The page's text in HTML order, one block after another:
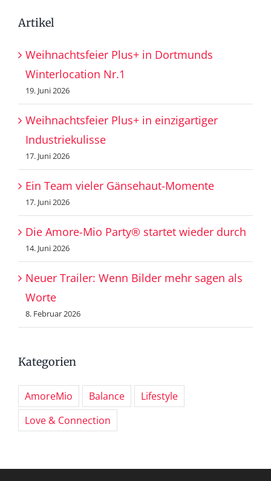
Artikel
Weihnachtsfeier Plus+ in Dortmunds
Winterlocation Nr.1
19. Juni 2026
Weihnachtsfeier Plus+ in einzigartiger
Industriekulisse
17. Juni 2026
Ein Team vieler Gänsehaut-Momente
17. Juni 2026
Die Amore-Mio Party® startet wieder durch
14. Juni 2026
Neuer Trailer: Wenn Bilder mehr sagen als
Worte
8. Februar 2026
Kategorien
AmoreMio Balance
Lifestyle
Love & Connection